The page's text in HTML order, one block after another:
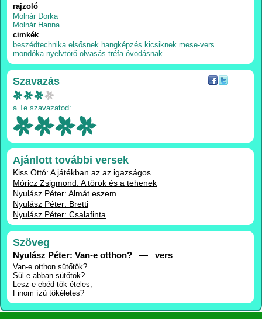
rajzoló
Molnár Dorka
Molnár Hanna
cimkék
beszédtechnika elsősnek hangképzés kicsiknek mese-vers
mondóka nyelvtörő olvasás tréfa óvodásnak
Szavazás
a Te szavazatod:
Ajánlott további versek
Kiss Ottó: A játékban az az igazságos
Móricz Zsigmond: A török és a tehenek
Nyulász Péter: Almát eszem
Nyulász Péter: Bretti
Nyulász Péter: Csalafinta
Szöveg
Nyulász Péter: Van-e otthon? — vers
Van-e otthon sütőtök?
Sül-e abban sütőtök?
Lesz-e ebéd tök ételes,
Finom ízű tökéletes?